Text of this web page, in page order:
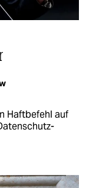
Haftbefehl auf